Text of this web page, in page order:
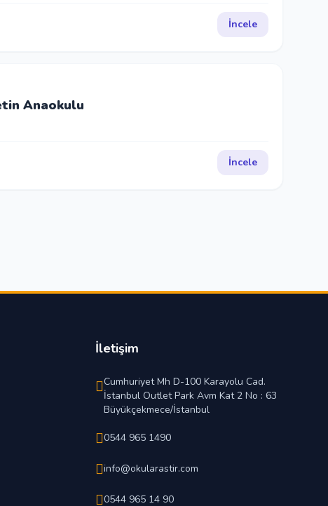
İncele
Anaokulu
İncele
İletişim
Cumhuriyet Mh D-100 Karayolu Cad.
İstanbul Outlet Park Avm Kat 2 No : 63
Büyükçekmece/İstanbul
0544 965 1490
info@okularastir.com
0544 965 14 90